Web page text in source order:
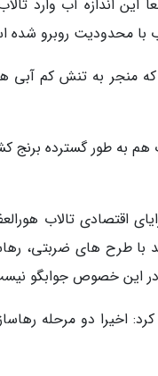
اندازه آب وارد
با محدودیت روبرو
به تنش کم آبی
هم به طور
در حال حاضر 5 هزار نفر از
با طرح های ضربتی،
در این خصوص جوابگو
اخیرا دو مرحله